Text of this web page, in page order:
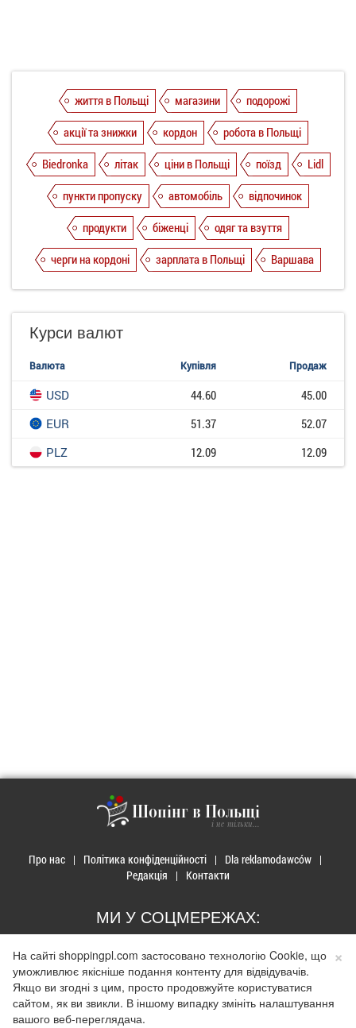
життя в Польщі магазини
подорожі
акції та знижки
кордон
робота в Польщі
Biedronka
літак ціни в Польщі поїзд
Lidl
пункти пропуску
автомобіль
відпочинок
продукти
біженці
одяг та взуття
черги на кордоні
зарплата в Польщі Варшава
Курси валют
Валюта Купівля Продаж
USD 44.60
45.00
EUR
51.37
52.07
PLZ
12.09 12.09
Шопінг в Польщі
і не тільки...
Про нас Політика конфіденційності
Dla reklamodawców
Редакція
Контакти
МИ У СОЦМЕРЕЖАХ:
© 2026 Закупи в Польщі. Developed byRealnet.cf.Depositphotos
Використання матеріалів допускається лише за наявності активного
×
На сайті shoppingpl.com застосовано технологію Cookie, що
уможливлює якісніше подання контенту для відвідувачів.
Якщо ви згодні з цим, просто продовжуйте користуватися
сайтом, як ви звикли. В іншому випадку змініть налаштування
вашого веб-переглядача.